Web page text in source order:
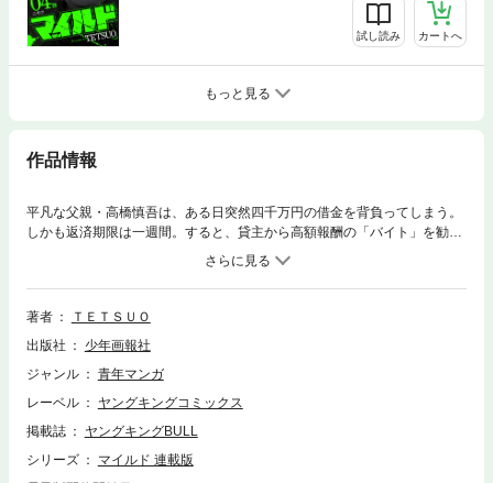
試し読み カートへ
もっと見る
作品情報
平凡な父親・高橋慎吾は、ある日突然四千万円の借金を背負ってしまう。
しかも返済期限は一週間。すると、貸主から高額報酬の「バイト」を勧め
られる。怪しすぎる提案に躊躇うも、家族を守るため覚悟を決めるが…。
著者
ＴＥＴＳＵＯ
出版社
少年画報社
ジャンル
青年マンガ
レーベル
ヤングキングコミックス
掲載誌
ヤングキングBULL
シリーズ
マイルド 連載版